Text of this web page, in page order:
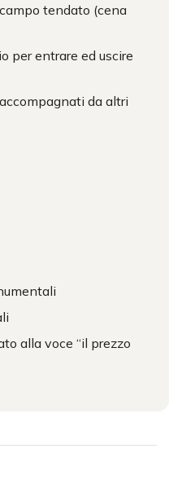
tendato (cena
per entrare ed uscire
da altri
alla voce “il prezzo